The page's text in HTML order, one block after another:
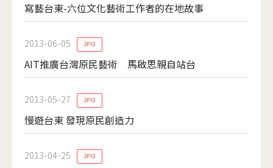
寫藝台東-六位文化藝術工作者的在地故事
2013-06-05
AIT推廣台灣原民藝術 馬啟思親自站台
JPG
2013-05-27
慢遊台東 發現原民創造力
JPG
2013-04-25 JPG